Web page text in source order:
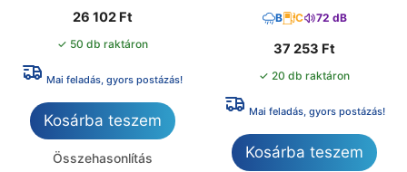
26 102 Ft
✓ 50 db raktáron
Mai feladás, gyors postázás!
Kosárba teszem
Összehasonlítás
B C 72 dB
37 253 Ft
✓ 20 db raktáron
Mai feladás, gyors postázás!
Kosárba teszem